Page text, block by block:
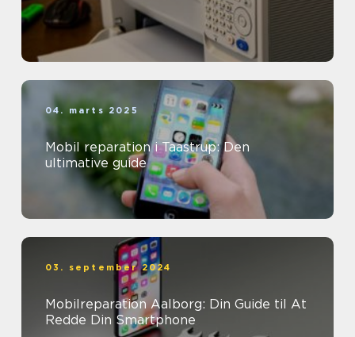
04. marts 2025
Mobil reparation i Taastrup: Den
ultimative guide
03. september 2024
Mobilreparation Aalborg: Din Guide til At
Redde Din Smartphone